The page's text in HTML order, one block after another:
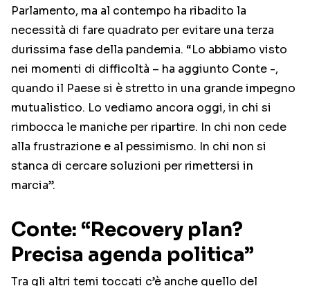
Parlamento, ma al contempo ha ribadito la
necessità di fare quadrato per evitare una terza
durissima fase della pandemia. “Lo abbiamo visto
nei momenti di difficoltà – ha aggiunto Conte -,
quando il Paese si è stretto in una grande impegno
mutualistico. Lo vediamo ancora oggi, in chi si
rimbocca le maniche per ripartire. In chi non cede
alla frustrazione e al pessimismo. In chi non si
stanca di cercare soluzioni per rimettersi in
marcia”.
Conte: “Recovery plan?
Precisa agenda politica”
Tra gli altri temi toccati c’è anche quello del